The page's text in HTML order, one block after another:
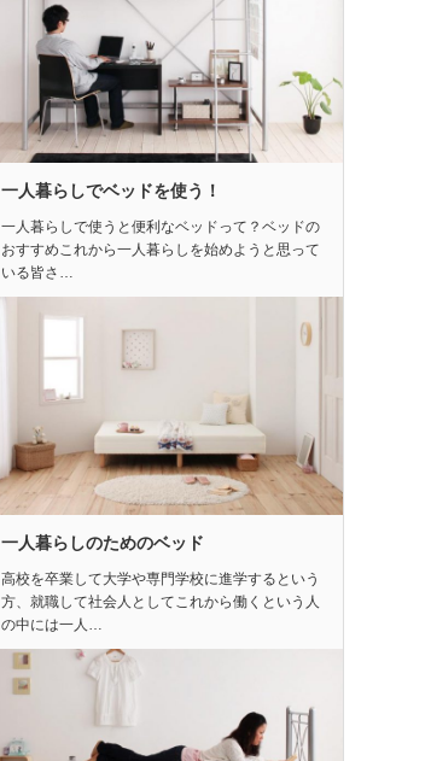
一人暮らしでベッドを使う！
一人暮らしで使うと便利なベッドって？ベッドの
おすすめこれから一人暮らしを始めようと思って
いる皆さ…
一人暮らしのためのベッド
高校を卒業して大学や専門学校に進学するという
方、就職して社会人としてこれから働くという人
の中には一人…